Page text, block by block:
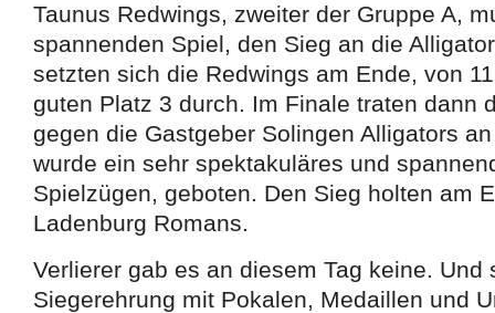
Taunus Redwings, zweiter der Gruppe A,
spannenden Spiel, den Sieg an die
setzten sich die Redwings am Ende, von
guten Platz 3 durch. Im Finale traten dann
gegen die Gastgeber Solingen Alligators
wurde ein sehr spektakuläres und
Spielzügen, geboten. Den Sieg holten am
Ladenburg Romans.
Verlierer gab es an diesem Tag keine. Und
Siegerehrung mit Pokalen, Medaillen und